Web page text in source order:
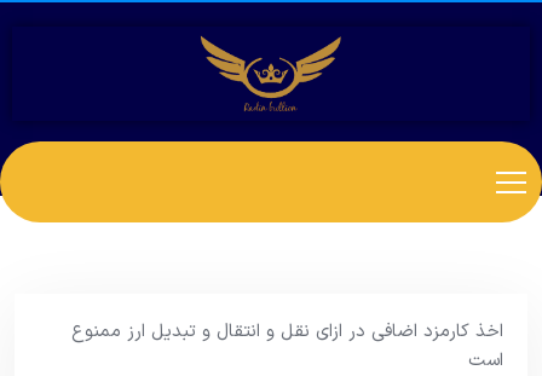
اخذ کارمزد اضافی در ازای نقل و انتقال و تبدیل ارز ممنوع
است